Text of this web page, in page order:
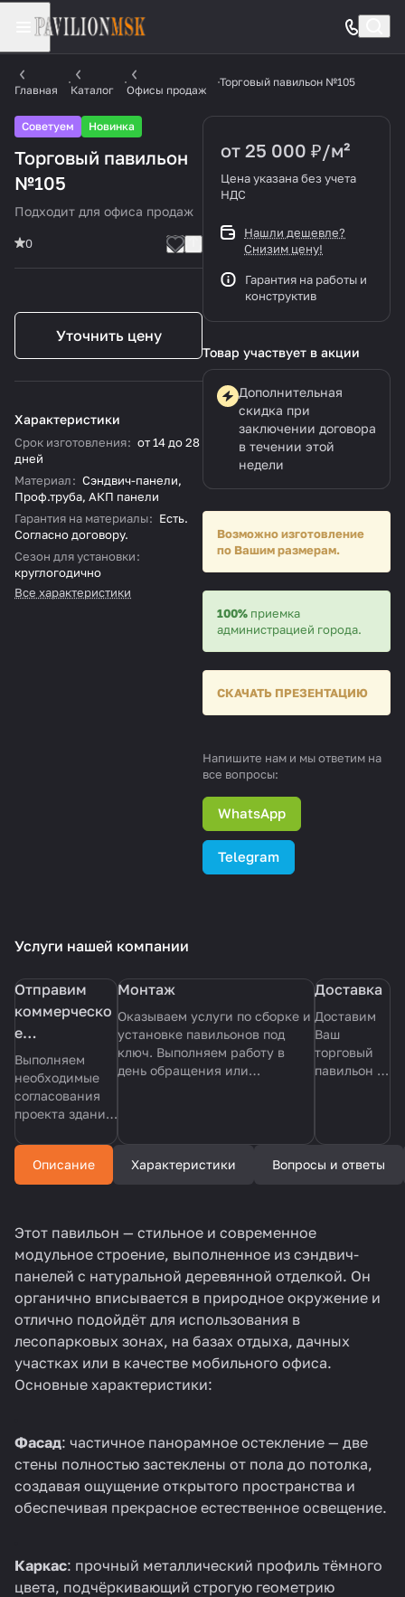
Главная Каталог Офисы продаж
Торговый павильон №105
Советуем Новинка
Торговый павильон
№105
Подходит для офиса продаж
0
Уточнить цену
Характеристики
Срок изготовления: от 14 до 28
дней
Материал: Сэндвич-панели,
Проф.труба, АКП панели
Гарантия на материалы: Есть.
Согласно договору.
Сезон для установки:
круглогодично
Все характеристики
от 25 000 ₽/м²
Цена указана без учета
НДС
Нашли дешевле?
Снизим цену!
Гарантия на работы и
конструктив
Товар участвует в акции
Дополнительная
скидка при
заключении договора
в течении этой
недели
Возможно изготовление
по Вашим размерам.
100% приемка
администрацией города.
СКАЧАТЬ ПРЕЗЕНТАЦИЮ
Напишите нам и мы ответим на
все вопросы:
WhatsApp
Telegram
Услуги нашей компании
Отправим
коммерческо
е
предложение
с эскизом
павильона
Выполняем
необходимые
согласования
проекта здания
панелей на
всех этапах под
ключ.
Монтаж
Оказываем услуги по сборке и
установке павильонов под
ключ. Выполняем работу в
день обращения или
Доставка
Доставим
Ваш
торговый
павильон в
для вас
время.
Описание Характеристики Вопросы и ответы
Этот павильон — стильное и современное
модульное строение, выполненное из сэндвич-
панелей с натуральной деревянной отделкой. Он
органично вписывается в природное окружение и
отлично подойдёт для использования в
лесопарковых зонах, на базах отдыха, дачных
участках или в качестве мобильного офиса.
Основные характеристики:
Фасад: частичное панорамное остекление — две
стены полностью застеклены от пола до потолка,
создавая ощущение открытого пространства и
обеспечивая прекрасное естественное освещение.
Каркас: прочный металлический профиль тёмного
цвета, подчёркивающий строгую геометрию